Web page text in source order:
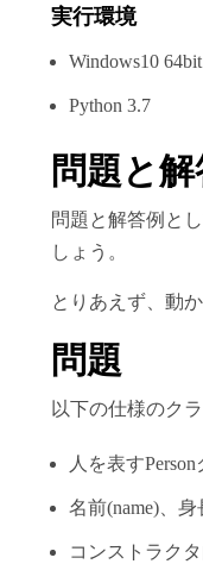
実行環境
Windows10 64bit
Python 3.7
問題と
問題と解答例と
しょう。
とりあえず、動
問題
以下の仕様のク
人を表すPerson
名前(name)、
コンストラク